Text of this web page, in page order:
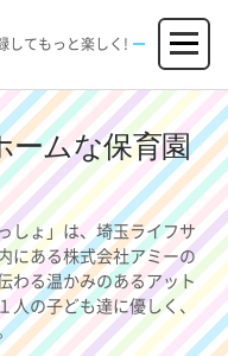
メニュー
メ特典
EVENT
イベント
してもっと楽しく!
ームな保育園
しょ」は、埼玉ライフサ
にある株式会社アミーの
わる温かみのあるアット
人の子ども達に優しく、